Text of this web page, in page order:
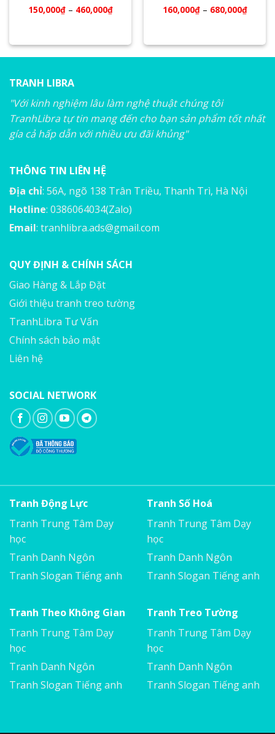
150,000₫– 460,000₫ 160,000₫– 680,000₫
TRANH LIBRA
"Với kinh nghiệm lâu làm nghệ thuật chúng tôi
TranhLibra tự tin mang đến cho bạn sản phẩm tốt nhất
gía cả hấp dẫn với nhiều ưu đãi khủng"
THÔNG TIN LIÊN HỆ
Địa chỉ: 56A, ngõ 138 Trân Triều, Thanh Trì, Hà Nội
Hotline: 0386064034(Zalo)
Email: tranhlibra.ads@gmail.com
QUY ĐỊNH & CHÍNH SÁCH
Giao Hàng & Lắp Đặt
Giới thiệu tranh treo tường
TranhLibra Tư Vấn
Chính sách bảo mật
Liên hệ
SOCIAL NETWORK
Tranh Động Lực
Tranh Trung Tâm Dạy
học
Tranh Danh Ngôn
Tranh Slogan Tiếng anh
Tranh Số Hoá
Tranh Trung Tâm Dạy
học
Tranh Danh Ngôn
Tranh Slogan Tiếng anh
Tranh Theo Không Gian
Tranh Trung Tâm Dạy
học
Tranh Danh Ngôn
Tranh Slogan Tiếng anh
Tranh Treo Tường
Tranh Trung Tâm Dạy
học
Tranh Danh Ngôn
Tranh Slogan Tiếng anh